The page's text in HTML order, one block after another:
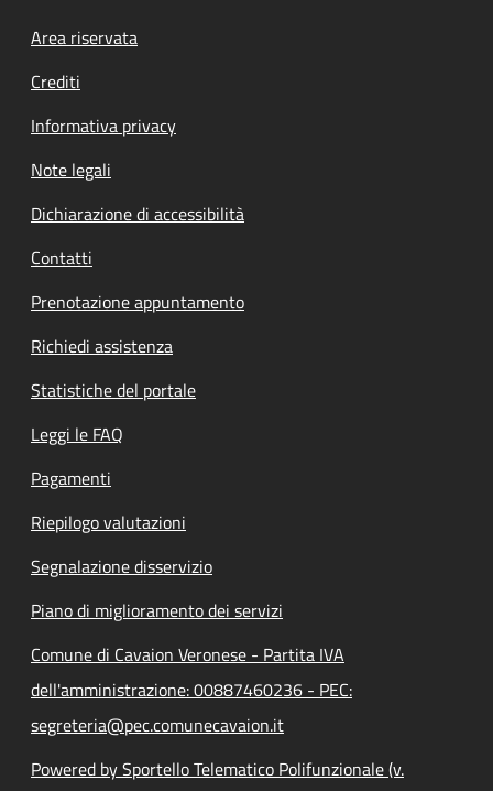
Footer menu
Area riservata
Crediti
Informativa privacy
Note legali
Dichiarazione di accessibilità
Contatti
Prenotazione appuntamento
Richiedi assistenza
Statistiche del portale
Leggi le FAQ
Pagamenti
Riepilogo valutazioni
Segnalazione disservizio
Piano di miglioramento dei servizi
Comune di Cavaion Veronese - Partita IVA
dell'amministrazione: 00887460236 - PEC:
segreteria@pec.comunecavaion.it
Powered by Sportello Telematico Polifunzionale (v.